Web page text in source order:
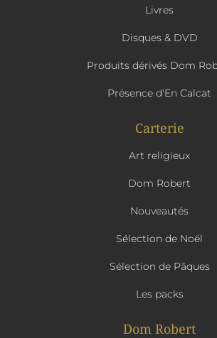
Livres
Disques & DVD
Produits dérivés Dom
Présence d'En Calcat
Carterie
Art religieux
Dom Robert
Nouveautés
Sélection de Noël
Sélection de Pâques
Les packs
Dom Robert